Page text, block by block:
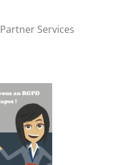
Services